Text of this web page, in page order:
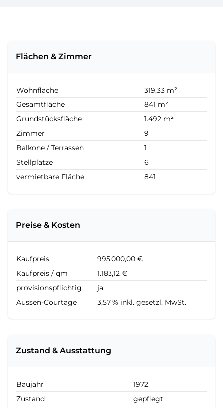
Flächen & Zimmer
Wohnfläche
319,33 m²
Gesamtfläche
841 m²
Grundstücksfläche
1.492 m²
Zimmer
9
Balkone / Terrassen
1
Stellplätze
6
vermietbare Fläche
841
Preise & Kosten
Kaufpreis
995.000,00 €
Kaufpreis / qm
1.183,12 €
provisionspflichtig
ja
Aussen-Courtage
3,57 % inkl. gesetzl. MwSt.
Zustand & Ausstattung
Baujahr
1972
Zustand
gepflegt